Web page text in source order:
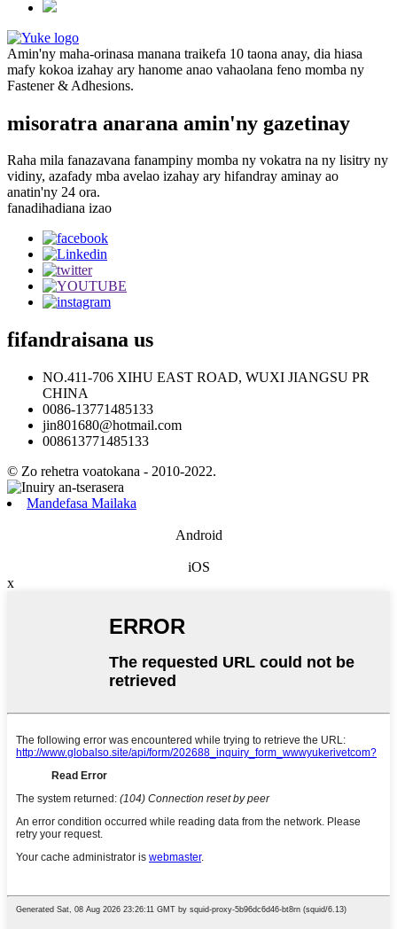
Amin'ny maha-orinasa manana traikefa 10 taona anay, dia hiasa
mafy kokoa izahay ary hanome anao vahaolana feno momba ny
Fastener & Adhesions.
misoratra anarana amin'ny gazetinay
Raha mila fanazavana fanampiny momba ny vokatra na ny lisitry ny
vidiny, azafady mba avelao izahay ary hifandray aminay ao
anatin'ny 24 ora.
fanadihadiana izao
fifandraisana us
NO.411-706 XIHU EAST ROAD, WUXI JIANGSU PR
CHINA
0086-13771485133
jin801680@hotmail.com
008613771485133
© Zo rehetra voatokana - 2010-2022.
Mandefasa Mailaka
Android
iOS
x